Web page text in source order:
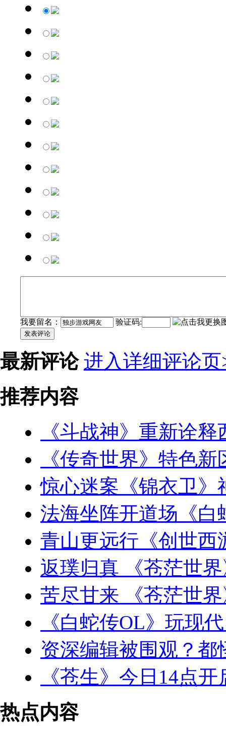
我要留名： 验证码:
发表评论
最新评论 进入详细评论页
推荐内容
《斗战神》重新诠
《传奇世界》特色
惊心迷案《锦衣卫》
法海坐阵开道场《白
青山更远行《创世西
返璞归真 《苍茫世
苦尽甘来 《苍茫世
《白蛇传OL》玩现
资深编辑被围观？
《苍生》今日14点
热点内容